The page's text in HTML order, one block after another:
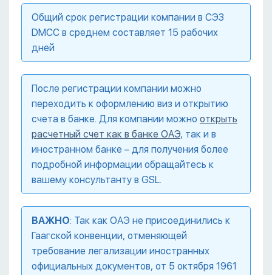
Общий срок регистрации компании в СЭЗ
DMCC в среднем составляет 15 рабочих
дней
После регистрации компании можно
переходить к оформлению виз и открытию
счета в банке. Для компании можно открыть
расчетный счет как в банке ОАЭ, так и в
иностранном банке – для получения более
подробной информации обращайтесь к
вашему консультанту в GSL.
ВАЖНО: Так как ОАЭ не присоединились к
Гаагской конвенции, отменяющей
требование легализации иностранных
официальных документов, от 5 октября 1961